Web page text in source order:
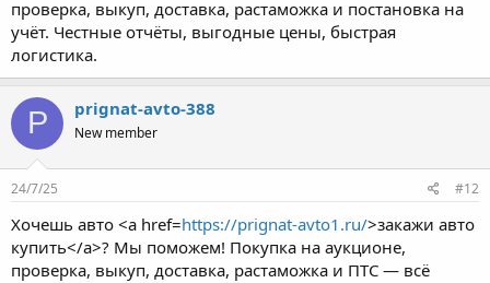
проверка, выкуп, доставка, растаможка и постановка на
учёт. Честные отчёты, выгодные цены, быстрая
логистика.
P prignat-avto-388
New member
24/7/25 #12
Хочешь авто <a href=https://prignat-avto1.ru/>закажи авто
купить</a>? Мы поможем! Покупка на аукционе,
проверка, выкуп, доставка, растаможка и ПТС — всё